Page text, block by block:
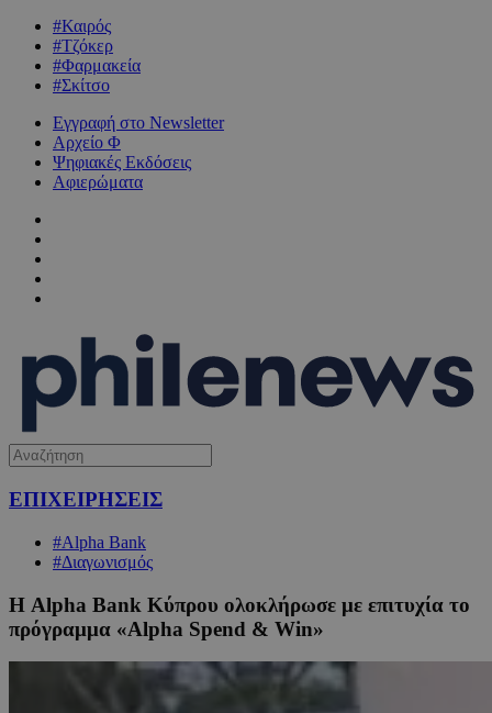
#Καιρός
#Τζόκερ
#Φαρμακεία
#Σκίτσο
Εγγραφή στο Newsletter
Αρχείο Φ
Ψηφιακές Εκδόσεις
Αφιερώματα
ΕΠΙΧΕΙΡΗΣΕΙΣ
#Alpha Bank
#Διαγωνισμός
Η Alpha Bank Κύπρου ολοκλήρωσε με επιτυχία το
πρόγραμμα «Alpha Spend & Win»